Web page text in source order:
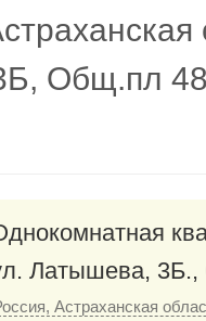
Общ.пл
Латышева,
Астраханская